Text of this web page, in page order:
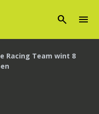
search menu
Racing Team wint 8